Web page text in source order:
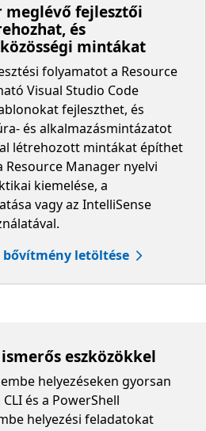
meglévő fejlesztői
és
mintákat
folyamatot a Resource
Visual Studio Code
fejleszthet, és
és alkalmazásmintázatot
létrehozott mintákat építhet
Manager nyelvi
kiemelése, a
vagy az IntelliSense
bővítmény letöltése
eszközökkel
helyezéseken gyorsan
és a PowerShell
helyezési feladatokat